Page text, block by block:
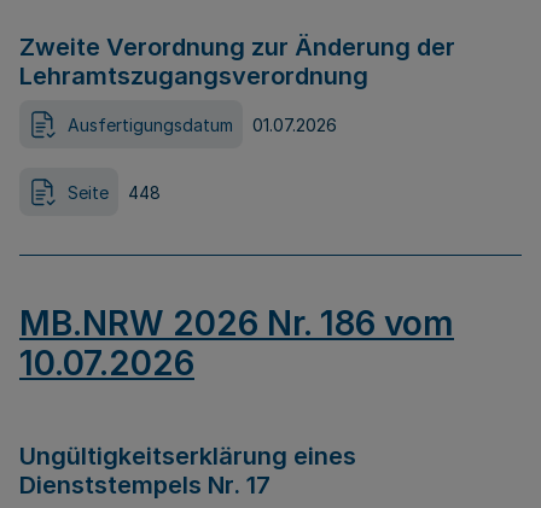
Zweite Verordnung zur Änderung der
Lehramtszugangsverordnung
Ausfertigungsdatum 01.07.2026
Seite 448
MB.NRW 2026 Nr. 186 vom
10.07.2026
Ungültigkeitserklärung eines
Dienststempels Nr. 17